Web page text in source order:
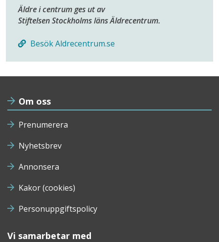
Äldre i centrum ges ut av
Stiftelsen Stockholms läns Äldrecentrum.
Besök Aldrecentrum.se
Om oss
Prenumerera
Nyhetsbrev
Annonsera
Kakor (cookies)
Personuppgiftspolicy
Vi samarbetar med